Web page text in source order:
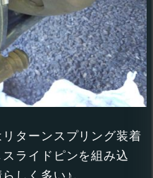
ターンスプリング装着
ライドピンを組み込